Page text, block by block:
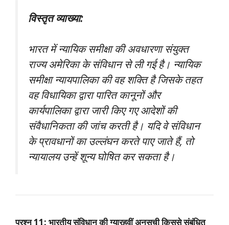
विस्तृत व्याख्या:
भारत में न्यायिक समीक्षा की अवधारणा संयुक्त
राज्य अमेरिका के संविधान से ली गई है। न्यायिक
समीक्षा न्यायपालिका की वह शक्ति है जिसके तहत
वह विधायिका द्वारा पारित कानूनों और
कार्यपालिका द्वारा जारी किए गए आदेशों की
संवैधानिकता की जांच करती है। यदि वे संविधान
के प्रावधानों का उल्लंघन करते पाए जाते हैं, तो
न्यायालय उन्हें शून्य घोषित कर सकता है।
प्रश्न 11: भारतीय संविधान की ग्यारहवीं अनुसूची किससे संबंधित